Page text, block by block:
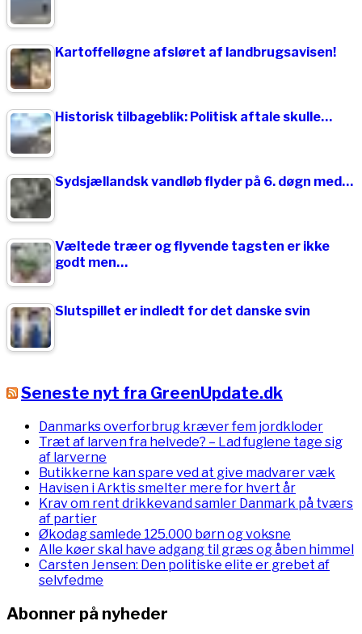
Kartoffelløgne afsløret af landbrugsavisen!
Historisk tilbageblik: Politisk aftale skulle…
Sydsjællandsk vandløb flyder på 6. døgn med…
Væltede træer og flyvende tagsten er ikke
godt men…
Slutspillet er indledt for det danske svin
Seneste nyt fra GreenUpdate.dk
Danmarks overforbrug kræver fem jordkloder
Træt af larven fra helvede? – Lad fuglene tage sig
af larverne
Butikkerne kan spare ved at give madvarer væk
Havisen i Arktis smelter mere for hvert år
Krav om rent drikkevand samler Danmark på tværs
af partier
Økodag samlede 125.000 børn og voksne
Alle køer skal have adgang til græs og åben himmel
Carsten Jensen: Den politiske elite er grebet af
selvfedme
Abonner på nyheder